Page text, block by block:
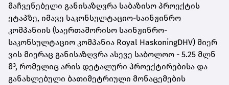
მაჩვენებელი განისაზღვრა საბაზისო პროექტის
ეტაპზე, იმავე საკონსულტაციო-საინჟინრო
კომპანიის (საერთაშორისო საინჟინრო-
საკონსულტაციო კომპანია Royal HaskoningDHV) მიერ
ვის მიერაც განისაზღვრა ასევე საბოლოო - 5.25 მლნ
მ³, რომელიც არის დეტალური პროექტირებისა და
განახლებული ბათიმეტრიული მონაცემების